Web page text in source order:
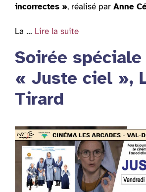
incorrectes », réalisé par Anne
La … Lire la suite
Soirée spéciale
« Juste ciel »,
Tirard